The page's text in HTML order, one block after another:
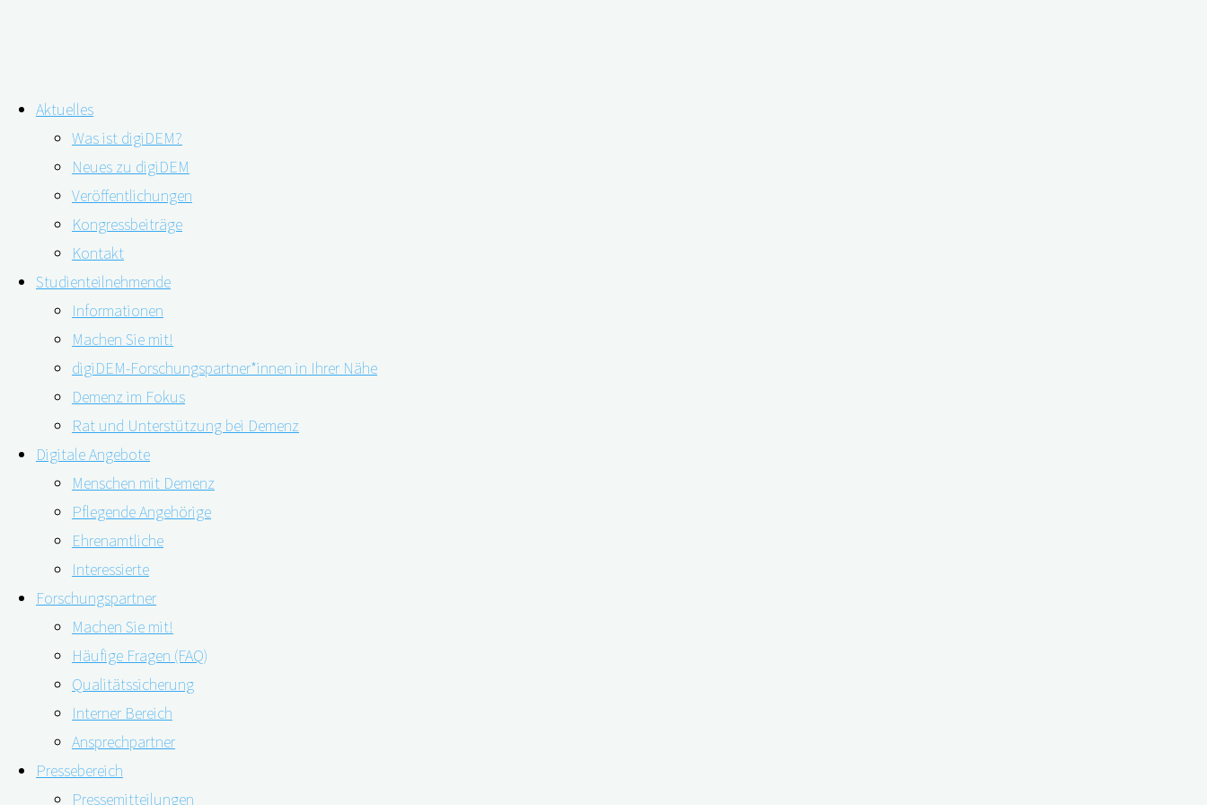
Inhalt
springen
Aktuelles
Was ist digiDEM?
Neues zu digiDEM
Veröffentlichungen
Kongressbeiträge
Kontakt
Studienteilnehmende
Informationen
Machen Sie mit!
digiDEM-Forschungspartner*innen in Ihrer Nähe
Demenz im Fokus
Rat und Unterstützung bei Demenz
Digitale Angebote
Menschen mit Demenz
Pflegende Angehörige
Ehrenamtliche
Interessierte
Forschungspartner
Machen Sie mit!
Häufige Fragen (FAQ)
Qualitätssicherung
Interner Bereich
Ansprechpartner
Pressebereich
Pressemitteilungen
Digital aufgesetzte Gesundheitskampagnen fördern Wissen zur
Demenz
22.06.202216.08.2022
Wie erfolgreich sich Wissenslücken rund um die Demenzvorsorge schließen lassen können, zeigt eine Studie aus dem belgischen Flandern. Sie belegt, dass sich
durch öffentliche Gesundheitskampagnen der Wissensstand zu Demenz erhöht.
Belgische Wissenschaftler*innen untersuchten, wie erfolgreich die Erweiterung des Wissenshorizontes sein kann. 65 Prozent der Bevölkerung Flanderns in Belgien wussten
zunächst nicht, dass sich das Demenzrisiko grundsätzlich verringern lässt. Ebenso war es den online Befragten nicht klar, wie genau man sich besser vor Demenz schützen
kann. Geändert hat sich ihr Wissensstand jedoch nach einer öffentlichen Gesundheitskampagne, die über einen Zeitraum von sieben Monaten und unter Einbeziehung der
Massenmedien sowie der sozialen Medien durchgeführt wurde.
Risiko- und Schutzfaktoren sind veränderbar